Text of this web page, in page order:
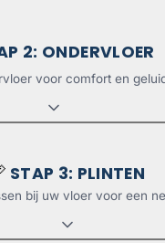
2: ONDERVLOER
voor comfort en
STAP 3: PLINTEN
bij uw vloer voor een